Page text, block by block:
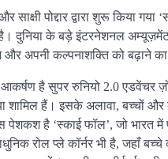
साक्षी पोद्दार द्वारा शुरू किया
दुनिया के बड़े इंटरनेशनल अम्यूज़मेंट
अपनी कल्पनाशक्ति को बढ़ाने का
है सुपर रुनियो 2.0 एडवेंचर
शामिल हैं। इसके अलावा, बच्चों
है ‘स्काई फॉल’, जो भारत में
रोल प्ले कॉर्नर भी है, जहाँ